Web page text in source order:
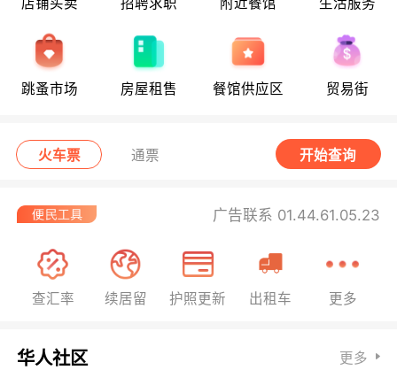
跳蚤市场 房屋租售 餐馆供应区 贸易街
火车票 通票 开始查询
广告联系 01.44.61.05.23
查汇率 续居留 护照更新 出租车 更多
华人社区 更多